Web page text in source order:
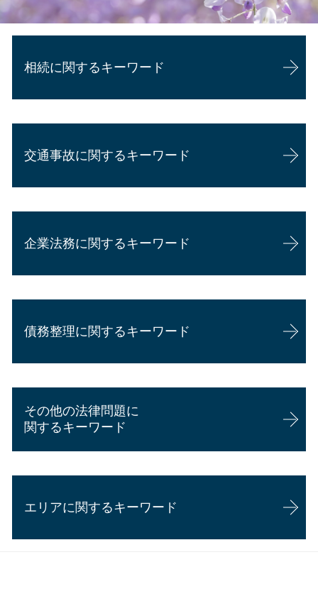
相続に関するキーワード
成年後見
相続 相談先
遺産相続 兄弟
相続 放棄
相続 割合
代襲相続 兄弟
相続 他人
相続 相続人
相続 両親死亡
相続 弁護士 相談
代襲相続 相続放棄
交通事故に関するキーワード
交通事故 死亡 慰謝料
交通事故 懲役
損害賠償請求 時効
交通事故 後遺障害
後遺障害 相談
交通事故 慰謝料 通院日数 少ない
交通事故 裁判
後遺障害 弁護士
後遺障害慰謝料とは
過失割合 慰謝料
交通事故 慰謝料 相場
交通事故 後遺障害等級
企業法務に関するキーワード
顧問弁護士と弁護士の違い
顧問弁護士 メリット
内定取り消し 理由
企業法務 勉強
企業法務 年収
顧問弁護士 個人 安い
顧問弁護士 年収
企業法務
カスハラ 対策 企業
企業法務 弁護士 魅力
債務整理に関するキーワード
任意整理 いつから5年
個人再生 失敗
債務整理 デメリット 知恵袋
自己破産 流れ 裁判所
任意整理費用 払えない
個人再生 費用 安い
自己破産 流れ
個人再生とは
その他の法律問題に
関するキーワード
賃貸借契約 口約束
悪徳商法 契約書
労働問題 解決策
エリアに関するキーワード